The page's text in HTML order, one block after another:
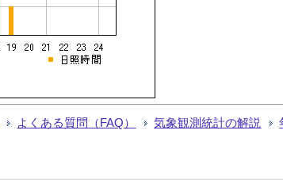
よくある質問（FAQ） 気象観測統計の解説